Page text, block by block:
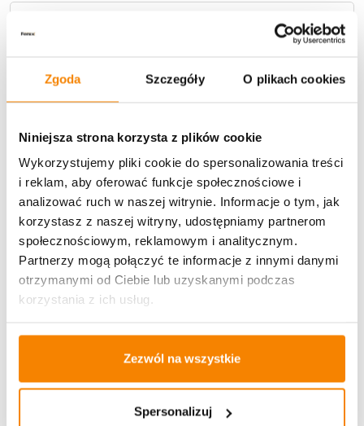
Zgoda Szczegóły O plikach cookies
Niniejsza strona korzysta z plików cookie
Wykorzystujemy pliki cookie do spersonalizowania treści
i reklam, aby oferować funkcje społecznościowe i
analizować ruch w naszej witrynie. Informacje o tym, jak
korzystasz z naszej witryny, udostępniamy partnerom
społecznościowym, reklamowym i analitycznym.
Partnerzy mogą połączyć te informacje z innymi danymi
otrzymanymi od Ciebie lub uzyskanymi podczas
korzystania z ich usług.
Zezwól na wszystkie
Spersonalizuj
Potrzebujesz większą ilość? Zapraszamy do naszej
hurtowniiPrzejdź do hurtowni B2B
Polecamy:
Znicz Wielkanocny z wkładem Led ZSz1/Trapez WZ38
(29cm)
37,60zł